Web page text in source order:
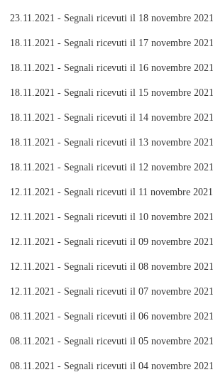
23.11.2021 - Segnali ricevuti il 18 novembre 2021
18.11.2021 - Segnali ricevuti il 17 novembre 2021
18.11.2021 - Segnali ricevuti il 16 novembre 2021
18.11.2021 - Segnali ricevuti il 15 novembre 2021
18.11.2021 - Segnali ricevuti il 14 novembre 2021
18.11.2021 - Segnali ricevuti il 13 novembre 2021
18.11.2021 - Segnali ricevuti il 12 novembre 2021
12.11.2021 - Segnali ricevuti il 11 novembre 2021
12.11.2021 - Segnali ricevuti il 10 novembre 2021
12.11.2021 - Segnali ricevuti il 09 novembre 2021
12.11.2021 - Segnali ricevuti il 08 novembre 2021
12.11.2021 - Segnali ricevuti il 07 novembre 2021
08.11.2021 - Segnali ricevuti il 06 novembre 2021
08.11.2021 - Segnali ricevuti il 05 novembre 2021
08.11.2021 - Segnali ricevuti il 04 novembre 2021